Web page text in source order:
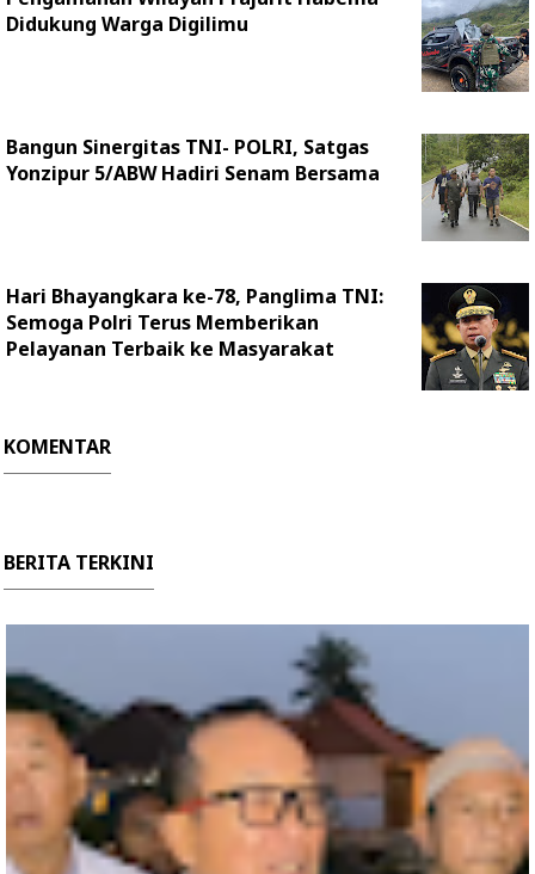
Didukung Warga Digilimu
Bangun Sinergitas TNI- POLRI, Satgas
Yonzipur 5/ABW Hadiri Senam Bersama
Hari Bhayangkara ke-78, Panglima TNI:
Semoga Polri Terus Memberikan
Pelayanan Terbaik ke Masyarakat
KOMENTAR
BERITA TERKINI